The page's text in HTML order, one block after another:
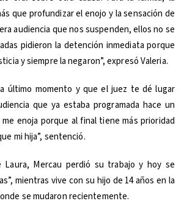
que profundizar el enojo y la sensación de
audiencia que nos suspenden, ellos no se
pidieron la detención inmediata porque
y siempre la negaron”, expresó Valeria.
último momento y que el juez te dé lugar
que ya estaba programada hace un
enoja porque al final tiene más prioridad
mi hija”, sentenció.
Laura, Mercau perdió su trabajo y hoy se
mientras vive con su hijo de 14 años en la
se mudaron recientemente.